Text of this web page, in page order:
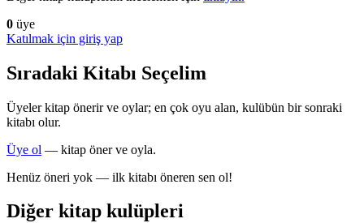
0 üye
Katılmak için giriş yap
Sıradaki Kitabı Seçelim
Üyeler kitap önerir ve oylar; en çok oyu alan, kulübün bir sonraki
kitabı olur.
Üye ol — kitap öner ve oyla.
Henüz öneri yok — ilk kitabı öneren sen ol!
Diğer kitap kulüpleri